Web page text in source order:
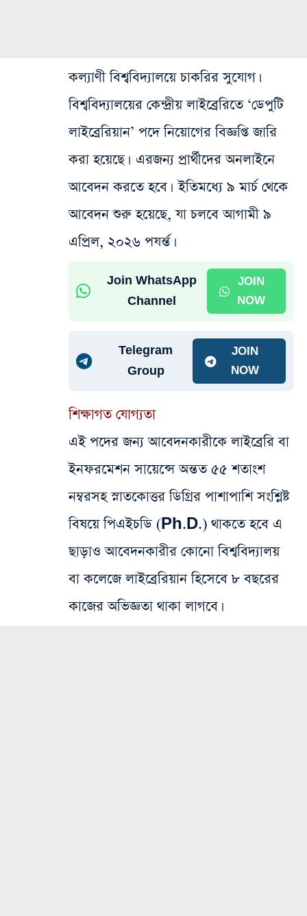
কল্যাণী বিশ্ববিদ্যালয়ে চাকরির সুযোগ।
বিশ্ববিদ্যালয়ের কেন্দ্রীয় লাইব্রেরিতে ‘ডেপুটি
লাইব্রেরিয়ান’ পদে নিয়োগের বিজ্ঞপ্তি জারি
করা হয়েছে। এরজন্য প্রার্থীদের অনলাইনে
আবেদন করতে হবে। ইতিমধ্যে ৯ মার্চ থেকে
আবেদন শুরু হয়েছে, যা চলবে আগামী ৯
এপ্রিল, ২০২৬ পযর্ন্ত।
Join WhatsApp
Channel
JOIN
NOW
Telegram
Group
JOIN
NOW
শিক্ষাগত যোগ্যতা
এই পদের জন্য আবেদনকারীকে লাইব্রেরি বা
ইনফরমেশন সায়েন্সে অন্তত ৫৫ শতাংশ
নম্বরসহ স্নাতকোত্তর ডিগ্রির পাশাপাশি সংশ্লিষ্ট
বিষয়ে পিএইচডি (Ph.D.) থাকতে হবে এ
ছাড়াও আবেদনকারীর কোনো বিশ্ববিদ্যালয়
বা কলেজে লাইব্রেরিয়ান হিসেবে ৮ বছরের
কাজের অভিজ্ঞতা থাকা লাগবে।